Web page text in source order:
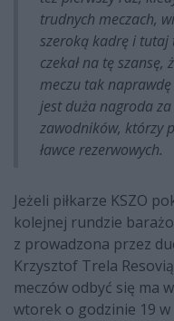
trudnych meczach,
szeroką kadrę i tutaj
czekał na tę
meczu tak
jest duża nagroda
zawodników, którzy
ławce rezerwowych.
Jeżeli piłkarze KSZO
kolejnej rundzie
z prowadzona przez
Krzysztof Trela
meczów odbyć się ma
wtorek o godzinie 19 w